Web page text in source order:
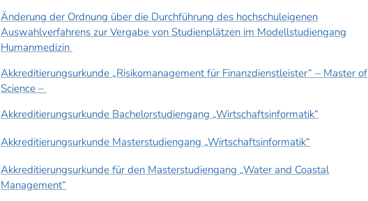
Änderung der Ordnung über die Durchführung des hochschuleigenen
Auswahlverfahrens zur Vergabe von Studienplätzen im Modellstudiengang
Humanmedizin
Akkreditierungsurkunde „Risikomanagement für Finanzdienstleister“ – Master of
Science –
Akkreditierungsurkunde Bachelorstudiengang „Wirtschaftsinformatik“
Akkreditierungsurkunde Masterstudiengang „Wirtschaftsinformatik“
Akkreditierungsurkunde für den Masterstudiengang „Water and Coastal
Management“